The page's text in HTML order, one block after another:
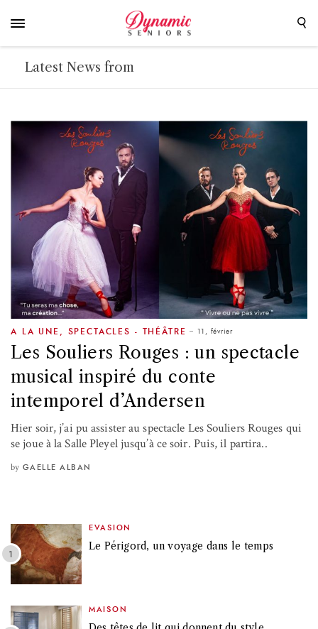
Latest News from
A LA UNE SPECTACLES - THÉÂTRE 11, février
Les Souliers Rouges : un spectacle
musical inspiré du conte
intemporel d’Andersen
Hier soir, j’ai pu assister au spectacle Les Souliers Rouges qui
se joue à la Salle Pleyel jusqu’à ce soir. Puis, il partira..
by GAELLE ALBAN
EVASION
Le Périgord, un voyage dans le temps
MAISON